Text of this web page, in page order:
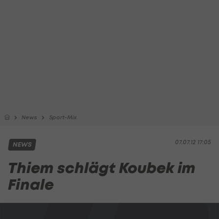
News Sport-Mix
07.07.12 17:05
NEWS
Thiem schlägt Koubek im
Finale